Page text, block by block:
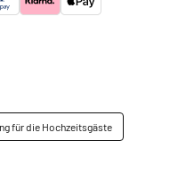
für die Hochzeitsgäste